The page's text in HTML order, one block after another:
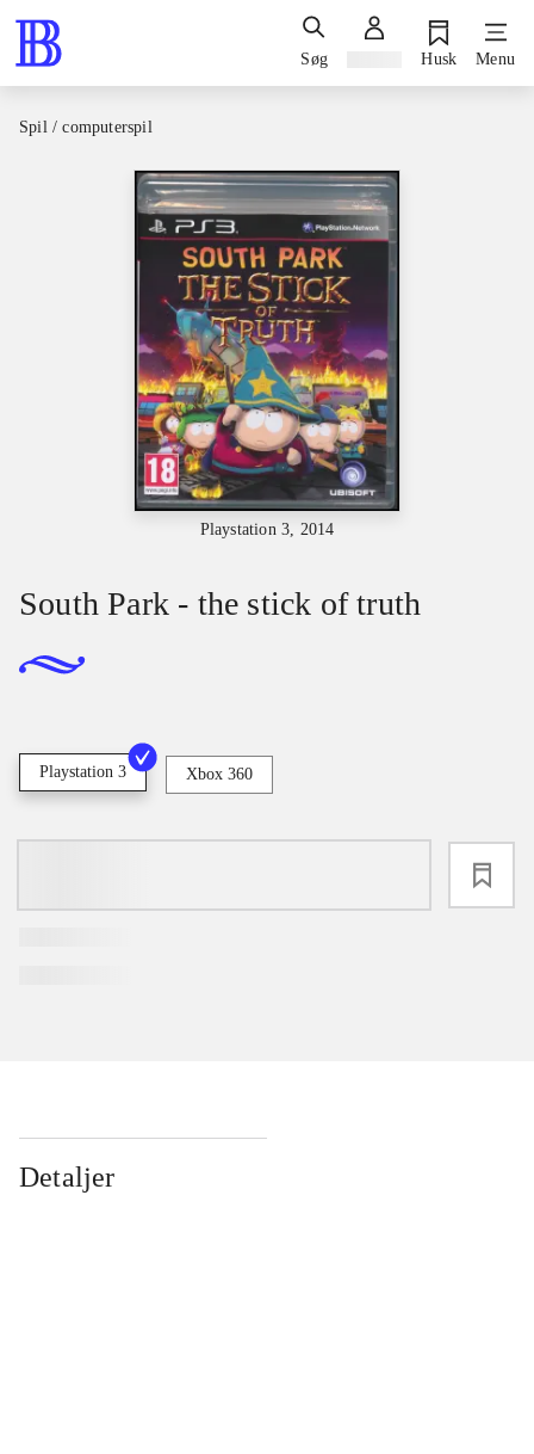
Søg Husk Menu
Spil / computerspil
Playstation 3, 2014
South Park - the stick of truth
Playstation 3 Xbox 360
Detaljer